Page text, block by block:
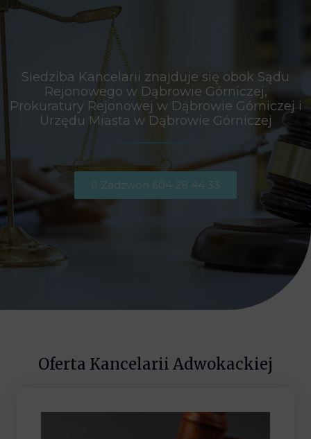
Siedziba Kancelarii znajduje się obok Sądu
Rejonowego w Dąbrowie Górniczej,
Prokuratury Rejonowej w Dąbrowie Górniczej i
Urzędu Miasta w Dąbrowie Górniczej
Zadzwoń 604 28 44 33
Oferta Kancelarii Adwokackiej